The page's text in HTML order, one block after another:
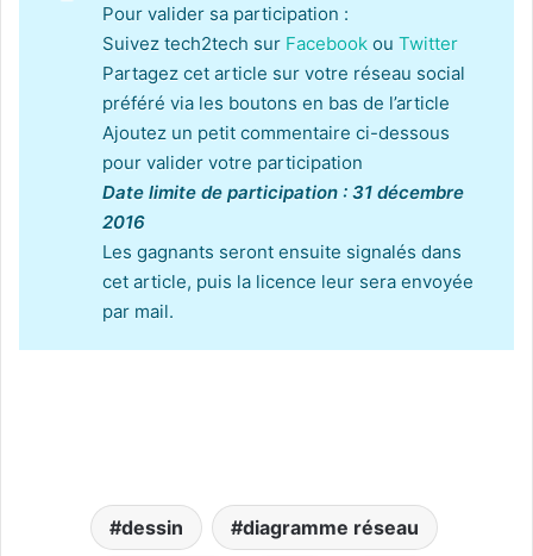
Pour valider sa participation :
Suivez tech2tech sur Facebook ou Twitter
Partagez cet article sur votre réseau social
préféré via les boutons en bas de l’article
Ajoutez un petit commentaire ci-dessous
pour valider votre participation
Date limite de participation : 31 décembre
2016
Les gagnants seront ensuite signalés dans
cet article, puis la licence leur sera envoyée
par mail.
dessin diagramme réseau